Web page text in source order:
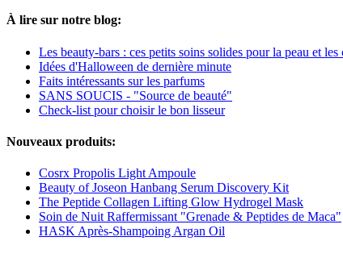
À lire sur notre blog:
Les beauty-bars : ces petits soins solides pour la peau et les
Idées d'Halloween de dernière minute
Faits intéressants sur les parfums
SANS SOUCIS - "Source de beauté"
Check-list pour choisir le bon lisseur
Nouveaux produits:
Cosrx Propolis Light Ampoule
Beauty of Joseon Hanbang Serum Discovery Kit
The Peptide Collagen Lifting Glow Hydrogel Mask
Soin de Nuit Raffermissant "Grenade & Peptides de Maca"
HASK Après-Shampoing Argan Oil